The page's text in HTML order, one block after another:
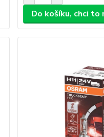
Do košíku, chci to